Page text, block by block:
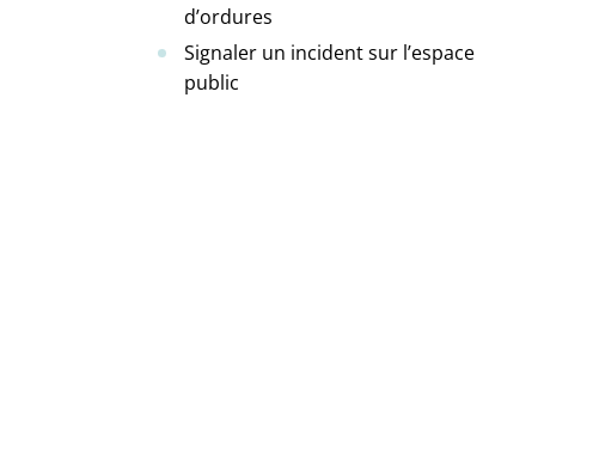
d’ordures
Signaler un incident sur l’espace
public